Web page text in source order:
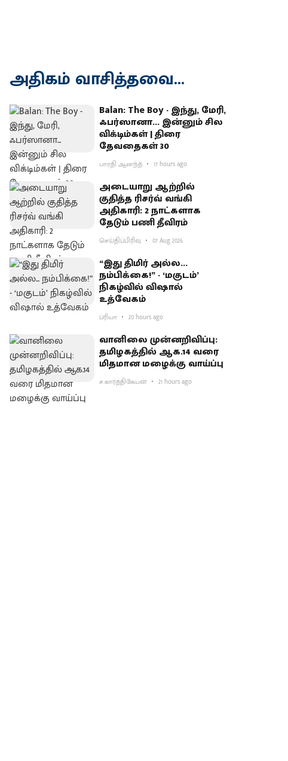
அதிகம் வாசித்தவை...
Balan: The Boy - இந்து, மேரி,
ஃபர்ஸானா... இன்னும் சில
விக்டிம்கள் | திரை
தேவதைகள் 30
பாரதி ஆனந்த் 17 hours ago
அடையாறு ஆற்றில்
குதித்த ரிசர்வ் வங்கி
அதிகாரி: 2 நாட்களாக
தேடும் பணி தீவிரம்
செய்திப்பிரிவு 07 Aug 2026
“இது திமிர் அல்ல...
நம்பிக்கை!” - ‘மகுடம்’
நிகழ்வில் விஷால்
உத்வேகம்
ப்ரியா 20 hours ago
வானிலை முன்னறிவிப்பு:
தமிழகத்தில் ஆக.14 வரை
மிதமான மழைக்கு வாய்ப்பு
ச.கார்த்திகேயன் 21 hours ago